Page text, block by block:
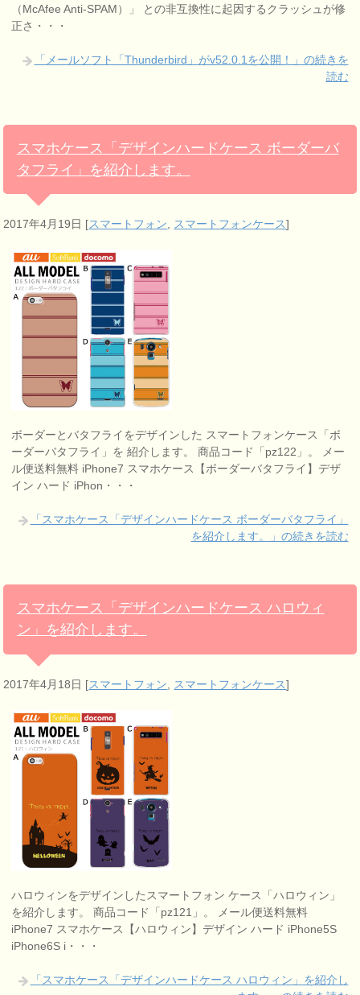
（McAfee Anti-SPAM）」 との非互換性に起因するクラッシュが修
正さ・・・
「メールソフト「Thunderbird」がv52.0.1を公開！」の続きを
読む
スマホケース「デザインハードケース ボーダーバ
タフライ」を紹介します。
2017年4月19日 [スマートフォン, スマートフォンケース]
ボーダーとバタフライをデザインした スマートフォンケース「ボ
ーダーバタフライ」を 紹介します。 商品コード「pz122」。 メー
ル便送料無料 iPhone7 スマホケース【ボーダーバタフライ】デザ
イン ハード iPhon・・・
「スマホケース「デザインハードケース ボーダーバタフライ」
を紹介します。」の続きを読む
スマホケース「デザインハードケース ハロウィ
ン」を紹介します。
2017年4月18日 [スマートフォン スマートフォンケース]
ハロウィンをデザインしたスマートフォン ケース「ハロウィン」
を紹介します。 商品コード「pz121」。 メール便送料無料
iPhone7 スマホケース【ハロウィン】デザイン ハード iPhone5S
iPhone6S i・・・
「スマホケース「デザインハードケース ハロウィン」を紹介し